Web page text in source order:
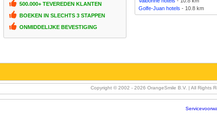
500.000+ TEVEREDEN KLANTEN
BOEKEN IN SLECHTS 3 STAPPEN
ONMIDDELIJKE BEVESTIGING
Golfe-Juan hotels - 10.8 km
Copyright © 2002 - 2026 OrangeSmile B.V. | All Rights